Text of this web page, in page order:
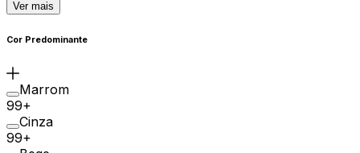
Ver mais
Cor Predominante
Marrom
99+
Cinza
99+